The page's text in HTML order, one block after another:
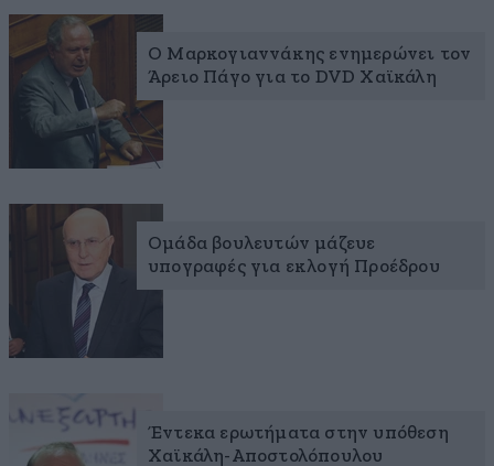
Ο Μαρκογιαννάκης ενημερώνει τον
Άρειο Πάγο για το DVD Χαϊκάλη
Ομάδα βουλευτών μάζευε
υπογραφές για εκλογή Προέδρου
Έντεκα ερωτήματα στην υπόθεση
Χαϊκάλη-Αποστολόπουλου